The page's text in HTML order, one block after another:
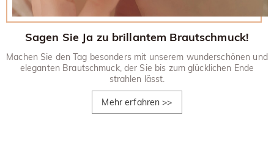
Sagen Sie Ja zu brillantem Brautschmuck!
Machen Sie den Tag besonders mit unserem wunderschönen und
eleganten Brautschmuck, der Sie bis zum glücklichen Ende
strahlen lässt.
Mehr erfahren >>